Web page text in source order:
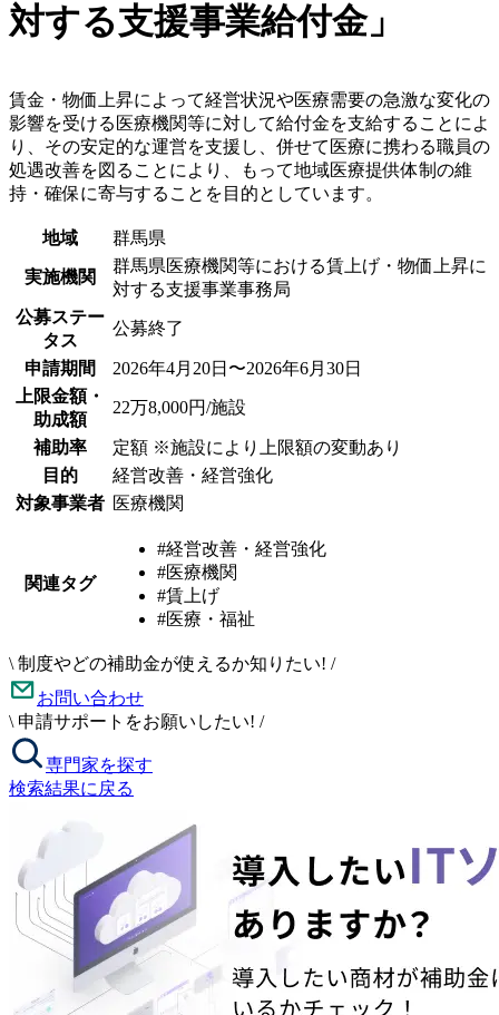
対する支援事業給付金」
賃金・物価上昇によって経営状況や医療需要の急激な変化の
影響を受ける医療機関等に対して給付金を支給することによ
り、その安定的な運営を支援し、併せて医療に携わる職員の
処遇改善を図ることにより、もって地域医療提供体制の維
持・確保に寄与することを目的としています。
地域 群馬県
実施機関
群馬県医療機関等における賃上げ・物価上昇に
対する支援事業事務局
公募ステー
タス
公募終了
申請期間
2026年4月20日〜2026年6月30日
上限金額・
助成額
22万8,000円/施設
補助率
定額 ※施設により上限額の変動あり
目的
経営改善・経営強化
対象事業者 医療機関
関連タグ
#経営改善・経営強化
#医療機関
#賃上げ
#医療・福祉
\ 制度やどの補助金が使えるか知りたい! /
お問い合わせ
\ 申請サポートをお願いしたい! /
専門家を探す
検索結果に戻る